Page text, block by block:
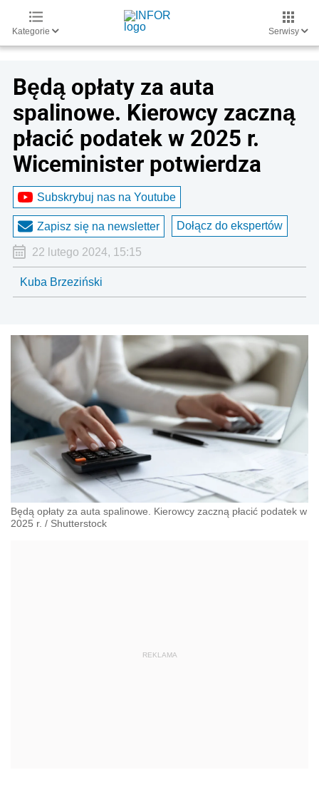
Kategorie Serwisy
Będą opłaty za auta
spalinowe. Kierowcy zaczną
płacić podatek w 2025 r.
Wiceminister potwierdza
Subskrybuj nas na Youtube
Zapisz się na newsletter Dołącz do ekspertów
22 lutego 2024, 15:15
Kuba Brzeziński
Będą opłaty za auta spalinowe. Kierowcy zaczną płacić podatek w
2025 r. / Shutterstock